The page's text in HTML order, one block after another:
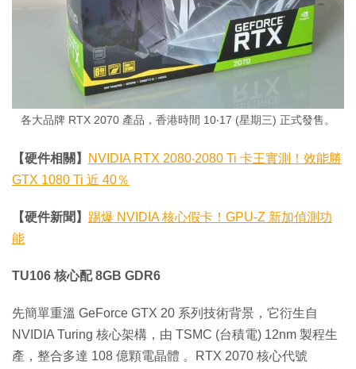
各大品牌 RTX 2070 產品，香港時間 10‧17 (星期三) 正式發售。
【硬件相關】
NVIDIA RTX 2080‧2080 Ti 卡王實測！效能勝
GTX 1080 Ti 近 40％
【硬件新聞】 踢爆 NVIDIA 核心假卡！GPU-Z 新加偵測功
能
TU106 核心配 8GB GDR6
先簡單重溫 GeForce GTX 20 系列技術背景，它衍生自
NVIDIA Turing 核心架構，由 TSMC (台積電) 12nm 製程生
產，整合多達 108 億顆電晶體 。RTX 2070 核心代號